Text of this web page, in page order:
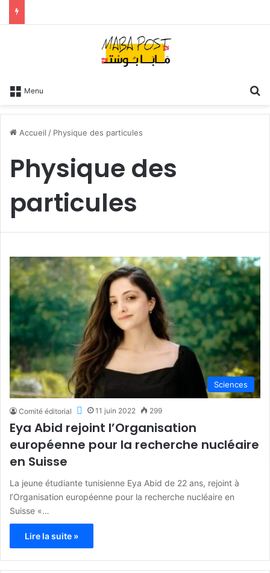
Menu
Accueil / Physique des particules
Physique des
particules
Sciences
Comité éditorial 11 juin 2022 299
Eya Abid rejoint l’Organisation
européenne pour la recherche nucléaire
en Suisse
La jeune étudiante tunisienne Eya Abid de 22 ans, rejoint à
l’Organisation européenne pour la recherche nucléaire en
Suisse «…
Lire la suite »